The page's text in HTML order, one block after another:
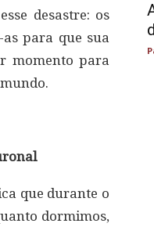
esse desastre: os
para que sua
momento para
que durante o
dormimos,